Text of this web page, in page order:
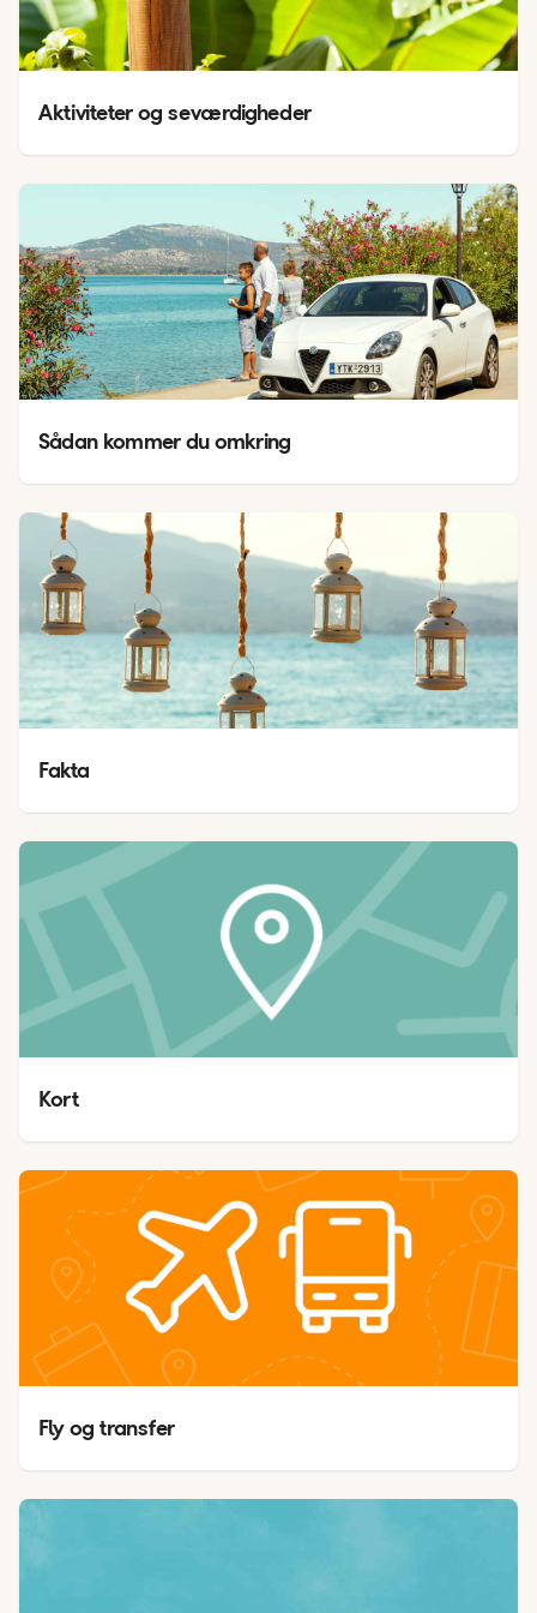
Aktiviteter og seværdigheder
Sådan kommer du omkring
Fakta
Kort
Fly og transfer